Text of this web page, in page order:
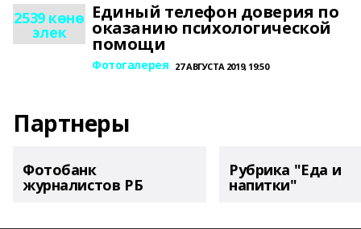
2539 көнө
элек
Единый телефон доверия по
оказанию психологической
помощи
Фотогалерея 27 АВГУСТА 2019, 19:50
Партнеры
Фотобанк
журналистов РБ
Рубрика "Еда и
напитки"